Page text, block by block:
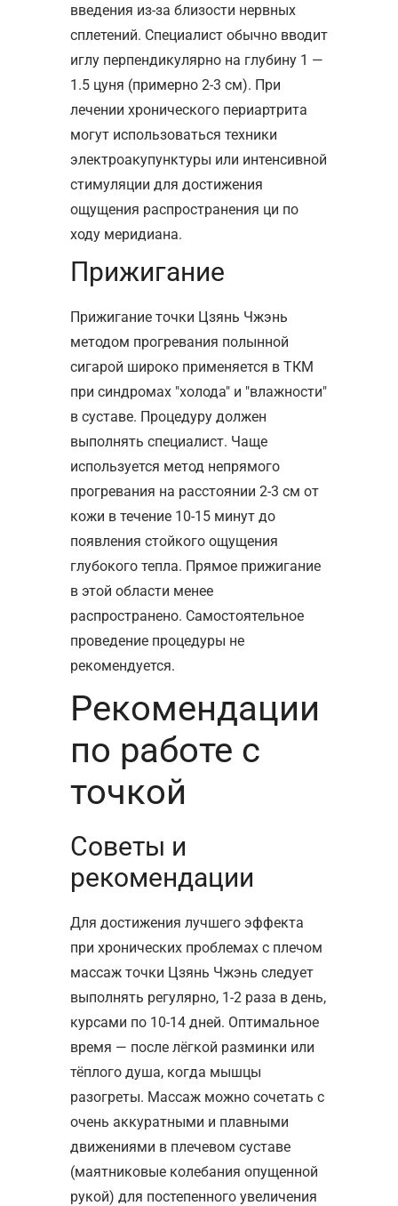
введения из-за близости нервных
сплетений. Специалист обычно вводит
иглу перпендикулярно на глубину 1 —
1.5 цуня (примерно 2-3 см). При
лечении хронического периартрита
могут использоваться техники
электроакупунктуры или интенсивной
стимуляции для достижения
ощущения распространения ци по
ходу меридиана.
Прижигание
Прижигание точки Цзянь Чжэнь
методом прогревания полынной
сигарой широко применяется в ТКМ
при синдромах "холода" и "влажности"
в суставе. Процедуру должен
выполнять специалист. Чаще
используется метод непрямого
прогревания на расстоянии 2-3 см от
кожи в течение 10-15 минут до
появления стойкого ощущения
глубокого тепла. Прямое прижигание
в этой области менее
распространено. Самостоятельное
проведение процедуры не
рекомендуется.
Рекомендации
по работе с
точкой
Советы и
рекомендации
Для достижения лучшего эффекта
при хронических проблемах с плечом
массаж точки Цзянь Чжэнь следует
выполнять регулярно, 1-2 раза в день,
курсами по 10-14 дней. Оптимальное
время — после лёгкой разминки или
тёплого душа, когда мышцы
разогреты. Массаж можно сочетать с
очень аккуратными и плавными
движениями в плечевом суставе
(маятниковые колебания опущенной
рукой) для постепенного увеличения